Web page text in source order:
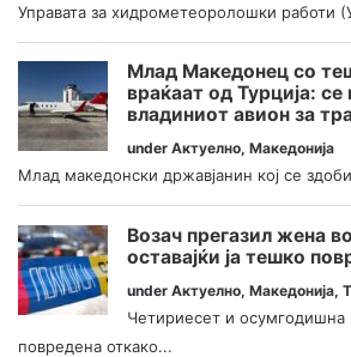
Управата за хидрометеоролошки работи
Млад Македонец со
враќаат од Турција: се
владиниот авион за
under Актуелно, Македонија
Млад македонски државјанин кој се
Возач прегазил жена
оставајќи ја тешко
under Актуелно, Македонија,
Четириесет и
повредена откако...